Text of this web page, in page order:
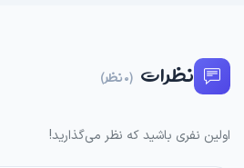
نظرات (0 نظر)
اولین نفری باشید که نظر می‌گذارید!